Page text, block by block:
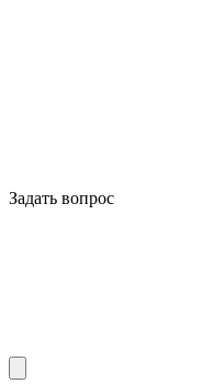
Задать вопрос